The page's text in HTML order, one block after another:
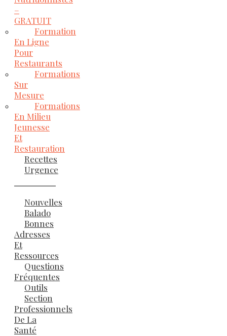
–
GRATUIT
Formation
En Ligne
Pour
Restaurants
Formations
Sur
Mesure
Formations
En Milieu
Jeunesse
Et
Restauration
Recettes
Urgence
Nouvelles
Balado
Bonnes
Adresses
Et
Ressources
Questions
Fréquentes
Outils
Section
Professionnels
De La
Santé